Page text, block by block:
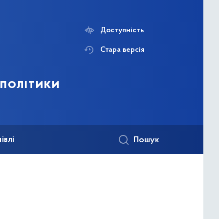
Доступність
Стара версія
Пошук